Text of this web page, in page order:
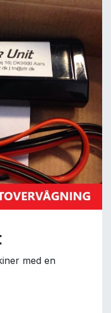
med en